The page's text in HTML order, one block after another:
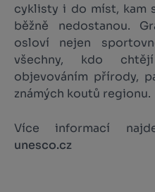
cyklisty i do míst, kam
běžně nedostanou.
osloví nejen
všechny, kdo
objevováním přírody,
známých koutů regionu.
Více informací
unesco.cz